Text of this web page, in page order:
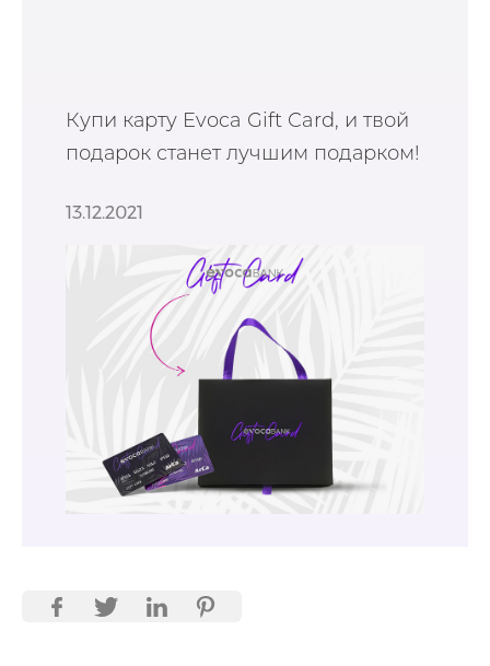
Купи карту Evoca Gift Card, и твой
подарок станет лучшим подарком!
13.12.2021